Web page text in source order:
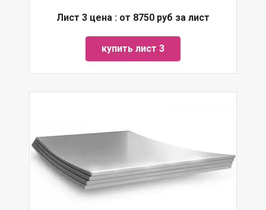
Лист 3 цена : от 8750 руб за лист
купить лист 3